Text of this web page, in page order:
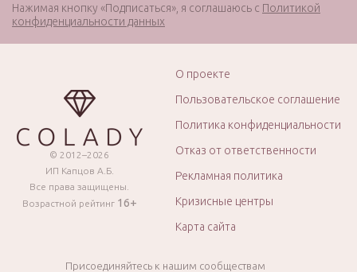
Нажимая кнопку «Подписаться», я соглашаюсь с Политикой
конфиденциальности данных
© 2012–2026
ИП Капцов А.Б.
Все права защищены.
Возрастной рейтинг 16+
О проекте
Пользовательское соглашение
Политика конфиденциальности
Отказ от ответственности
Рекламная политика
Кризисные центры
Карта сайта
Присоединяйтесь к нашим сообществам